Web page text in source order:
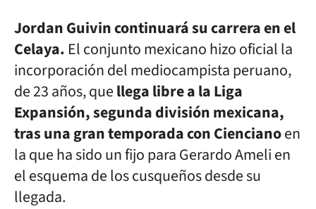
Jordan Guivin continuará su carrera en el
Celaya. El conjunto mexicano hizo oficial la
incorporación del mediocampista peruano,
de 23 años, quellega libre a la Liga
Expansión, segunda división mexicana,
tras una gran temporada con Ciencianoen
la que ha sido un fijo para Gerardo Ameli en
el esquema de los cusqueños desde su
llegada.